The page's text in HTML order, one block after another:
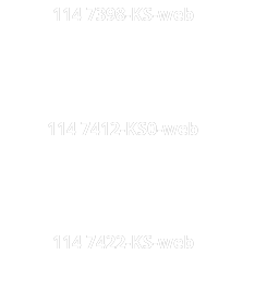
114 7398-KS-web
114 7412-KS0-web
114 7422-KS-web